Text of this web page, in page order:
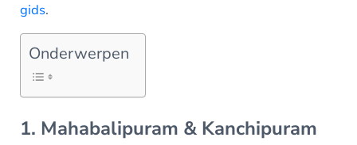
gids.
Onderwerpen
1. Mahabalipuram & Kanchipuram